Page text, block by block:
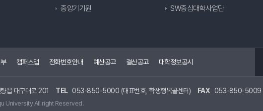
중앙기기원
SW중심대학사업단
캠퍼스맵 전화번호안내 예산공고 결산공고 대학정보공시
읍 대구대로 201 TEL 053-850-5000 (대표번호, 학생행복콜센터) FAX 053-850-5009
University All right Reserved.